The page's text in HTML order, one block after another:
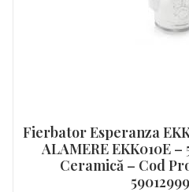
Fierbator Esperanza
ALAMERE EKK010E –
Ceramică – Cod